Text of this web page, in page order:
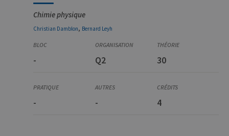
Chimie physique
Christian Damblon, Bernard Leyh
- Q2 30
- - 4